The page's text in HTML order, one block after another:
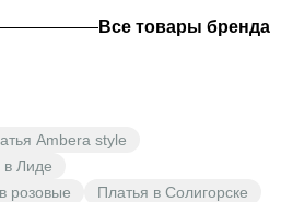
Все товары бренда
Ambera style
в Лиде
розовые
Платья в Солигорске